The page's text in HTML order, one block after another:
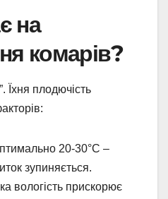
на
комарів?
Їхня плодючість
20-30°C –
зупиняється.
вологість прискорює